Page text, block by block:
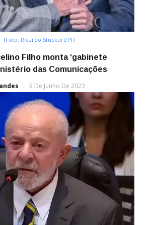
(Foto: Ricardo Stuckert/PT)
Filho monta ‘gabinete
das Comunicações
5 De Junho De 2023